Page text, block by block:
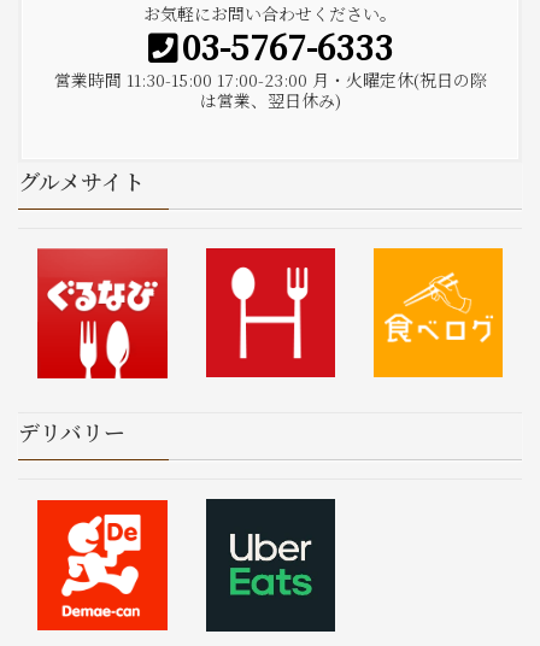
お気軽にお問い合わせください。
03-5767-6333
営業時間 11:30-15:00 17:00-23:00 月・火曜定休(祝日の際
は営業、翌日休み)
グルメサイト
デリバリー